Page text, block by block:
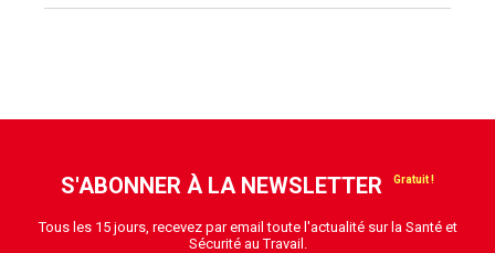
S'ABONNER À LA NEWSLETTER
Tous les 15 jours, recevez par email toute l'actualité sur la Santé et
Sécurité au Travail.